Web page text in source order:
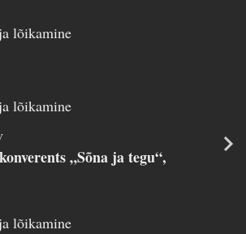
lõikamine
lõikamine
„Sõna ja tegu“,
lõikamine